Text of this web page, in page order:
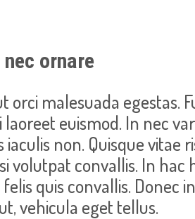
ornare
malesuada egestas.
euismod. In nec
non. Quisque vitae
volutpat convallis. In hac
quis convallis. Donec
vehicula eget tellus.